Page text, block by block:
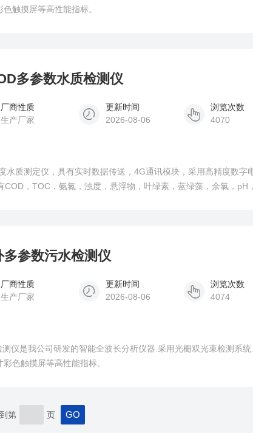
触摸屏等高性能指标。
多参数水质检测仪
厂商性质
生产厂家
更新时间
2026-08-06
浏览次数
4070
水质测定仪，具有实时数据传送，4G通讯模块，采用高精度数字
COD，TOC，氨氮，浊度，悬浮物，叶绿素，蓝绿藻，余氯，pH
参数污水检测仪
厂商性质
生产厂家
更新时间
2026-08-06
浏览次数
4074
仪是我公司研发的智能全波长分析仪器.采用光栅双光束检测系
色触摸屏等高性能指标。
第 页